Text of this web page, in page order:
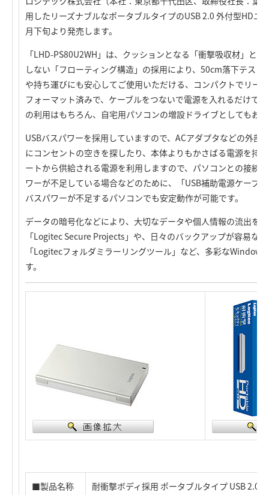
用したリーズナブルなポータブルタイプのUSB 2.0 外付型HDユ
月下旬より発売します。
「LHD-PS80U2WH」は、クッションとなる「衝撃吸収材」と
しない「フローティング構造」の採用により、50cm落下テス
や持ち運びにも安心してご使用いただける、コンパクトでリー
フォーマット済みで、ケーブルをつないで電源を入れるだけで
の利用はもちろん、自宅用パソコンの増設ドライブとしてもお
USBバスパワーを採用していますので、ACアダプタなどの外部
にコンセントの空きを探したり、本体よりもかさばる電源を持
ートから供給される電源を利用しますので、パソコンとの接続
ワーが不足している場合などのために、「USB補助電源ケーブ
バスパワーが不足するパソコンでも安定動作が可能です。
データの暗号化などにより、大切なデータや個人情報の流出を
「Logitec Secure Projects」や、日々のバックアップが容易な
「Logitecフォルダミラーリングツール」など、多彩な
す。
■製品名称 耐衝撃ボディ採用 ポータブルタイプ USB 2.0